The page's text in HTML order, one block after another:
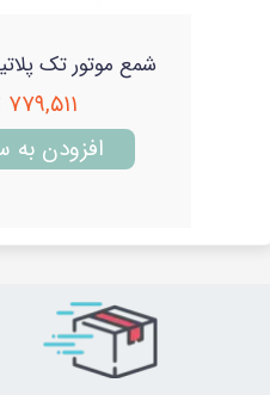
۷۷۹,۵۱۱ تومان
افزودن به